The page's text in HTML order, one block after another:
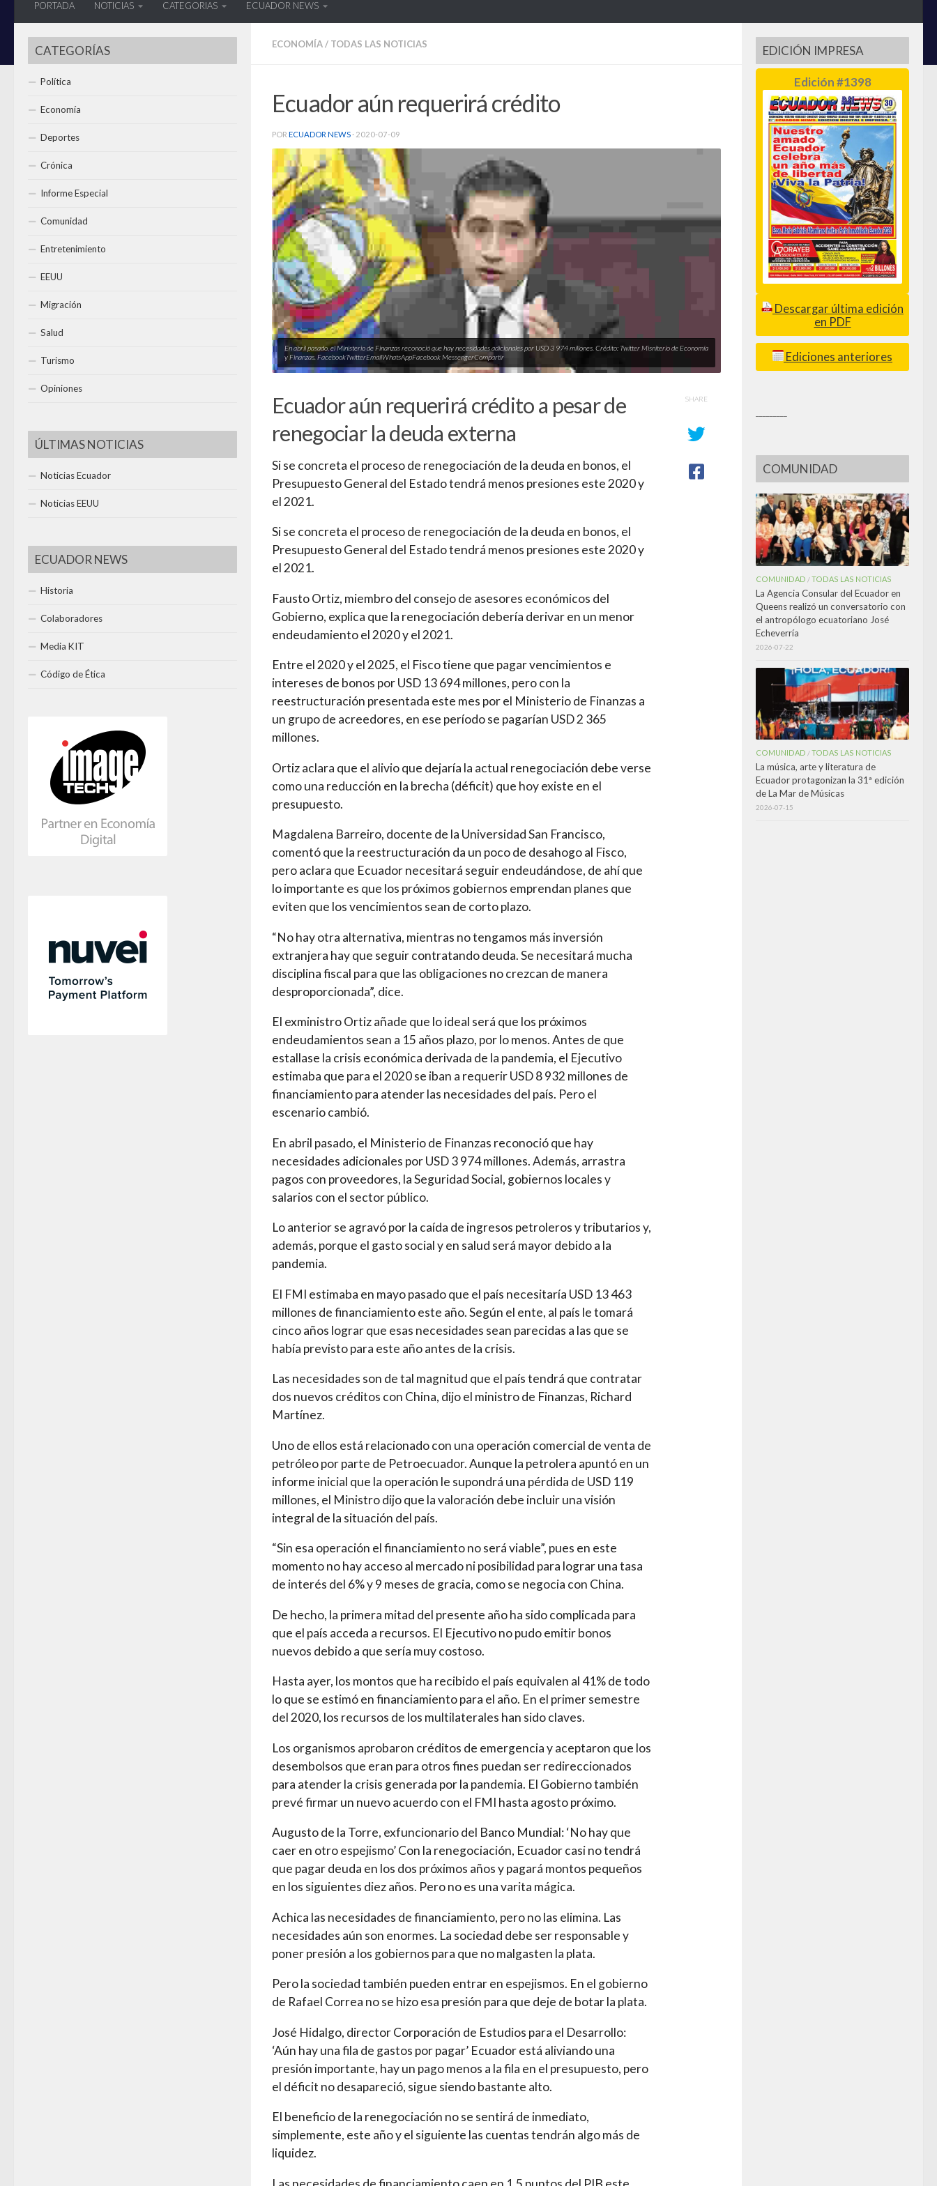
PORTADA NOTICIAS CATEGORIAS ECUADOR NEWS
ECONOMÍA/ TODAS LAS NOTICIAS
Ecuador aún requerirá crédito
POR ECUADOR NEWS · 2020-07-09
En abril pasado, el Ministerio de Finanzas reconoció que hay necesidades adicionales por USD 3 974 millones. Crédito: Twitter Misniterio de Economía
y Finanzas. FacebookTwitterEmailWhatsAppFacebook MessengerCompartir
Ecuador aún requerirá crédito a pesar de
renegociar la deuda externa
Si se concreta el proceso de renegociación de la deuda en bonos, el
Presupuesto General del Estado tendrá menos presiones este 2020 y
el 2021.
Si se concreta el proceso de renegociación de la deuda en bonos, el
Presupuesto General del Estado tendrá menos presiones este 2020 y
el 2021.
Fausto Ortiz, miembro del consejo de asesores económicos del
Gobierno, explica que la renegociación debería derivar en un menor
endeudamiento el 2020 y el 2021.
Entre el 2020 y el 2025, el Fisco tiene que pagar vencimientos e
intereses de bonos por USD 13 694 millones, pero con la
reestructuración presentada este mes por el Ministerio de Finanzas a
un grupo de acreedores, en ese período se pagarían USD 2 365
millones.
Ortiz aclara que el alivio que dejaría la actual renegociación debe verse
como una reducción en la brecha (déficit) que hoy existe en el
presupuesto.
Magdalena Barreiro, docente de la Universidad San Francisco,
comentó que la reestructuración da un poco de desahogo al Fisco,
pero aclara que Ecuador necesitará seguir endeudándose, de ahí que
lo importante es que los próximos gobiernos emprendan planes que
eviten que los vencimientos sean de corto plazo.
“No hay otra alternativa, mientras no tengamos más inversión
extranjera hay que seguir contratando deuda. Se necesitará mucha
disciplina fiscal para que las obligaciones no crezcan de manera
desproporcionada”, dice.
El exministro Ortiz añade que lo ideal será que los próximos
endeudamientos sean a 15 años plazo, por lo menos. Antes de que
estallase la crisis económica derivada de la pandemia, el Ejecutivo
estimaba que para el 2020 se iban a requerir USD 8 932 millones de
financiamiento para atender las necesidades del país. Pero el
escenario cambió.
En abril pasado, el Ministerio de Finanzas reconoció que hay
necesidades adicionales por USD 3 974 millones. Además, arrastra
pagos con proveedores, la Seguridad Social, gobiernos locales y
salarios con el sector público.
Lo anterior se agravó por la caída de ingresos petroleros y tributarios y,
además, porque el gasto social y en salud será mayor debido a la
pandemia.
El FMI estimaba en mayo pasado que el país necesitaría USD 13 463
millones de financiamiento este año. Según el ente, al país le tomará
cinco años lograr que esas necesidades sean parecidas a las que se
había previsto para este año antes de la crisis.
Las necesidades son de tal magnitud que el país tendrá que contratar
dos nuevos créditos con China, dijo el ministro de Finanzas, Richard
Martínez.
Uno de ellos está relacionado con una operación comercial de venta de
petróleo por parte de Petroecuador. Aunque la petrolera apuntó en un
informe inicial que la operación le supondrá una pérdida de USD 119
millones, el Ministro dijo que la valoración debe incluir una visión
integral de la situación del país.
“Sin esa operación el financiamiento no será viable”, pues en este
momento no hay acceso al mercado ni posibilidad para lograr una tasa
de interés del 6% y 9 meses de gracia, como se negocia con China.
De hecho, la primera mitad del presente año ha sido complicada para
que el país acceda a recursos. El Ejecutivo no pudo emitir bonos
nuevos debido a que sería muy costoso.
Hasta ayer, los montos que ha recibido el país equivalen al 41% de todo
lo que se estimó en financiamiento para el año. En el primer semestre
del 2020, los recursos de los multilaterales han sido claves.
Los organismos aprobaron créditos de emergencia y aceptaron que los
desembolsos que eran para otros fines puedan ser redireccionados
para atender la crisis generada por la pandemia. El Gobierno también
prevé firmar un nuevo acuerdo con el FMI hasta agosto próximo.
Augusto de la Torre, exfuncionario del Banco Mundial: ‘No hay que
caer en otro espejismo’ Con la renegociación, Ecuador casi no tendrá
que pagar deuda en los dos próximos años y pagará montos pequeños
en los siguientes diez años. Pero no es una varita mágica.
Achica las necesidades de financiamiento, pero no las elimina. Las
necesidades aún son enormes. La sociedad debe ser responsable y
poner presión a los gobiernos para que no malgasten la plata.
Pero la sociedad también pueden entrar en espejismos. En el gobierno
de Rafael Correa no se hizo esa presión para que deje de botar la plata.
José Hidalgo, director Corporación de Estudios para el Desarrollo:
‘Aún hay una fila de gastos por pagar’ Ecuador está aliviando una
presión importante, hay un pago menos a la fila en el presupuesto, pero
el déficit no desapareció, sigue siendo bastante alto.
El beneficio de la renegociación no se sentirá de inmediato,
simplemente, este año y el siguiente las cuentas tendrán algo más de
liquidez.
SHARE
CATEGORÍAS
Política
Economía
Deportes
Crónica
Informe Especial
Comunidad
Entretenimiento
EEUU
Migración
Salud
Turismo
Opiniones
ÚLTIMAS NOTICIAS
Noticias Ecuador
Noticias EEUU
ECUADOR NEWS
Historia
Colaboradores
Media KIT
Código de Ética
EDICIÓN IMPRESA
Edición #1398
Descargar última edición
en PDF
Ediciones anteriores
COMUNIDAD
COMUNIDAD /TODAS LAS NOTICIAS
La Agencia Consular del Ecuador en
Queens realizó un conversatorio con
el antropólogo ecuatoriano José
Echeverría
2026-07-22
COMUNIDAD /TODAS LAS NOTICIAS
La música, arte y literatura de
Ecuador protagonizan la 31ª edición
de La Mar de Músicas
2026-07-15